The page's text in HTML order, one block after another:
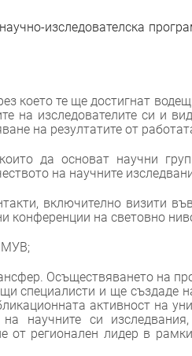
изследователска
което те ще достигнат
на изследователите си и
на резултатите от
да основат научни
на научните
включително визити
конференции на световно
МУВ;
Осъществяването на
специалисти и ще създаде
активност на
научните си
регионален лидер в